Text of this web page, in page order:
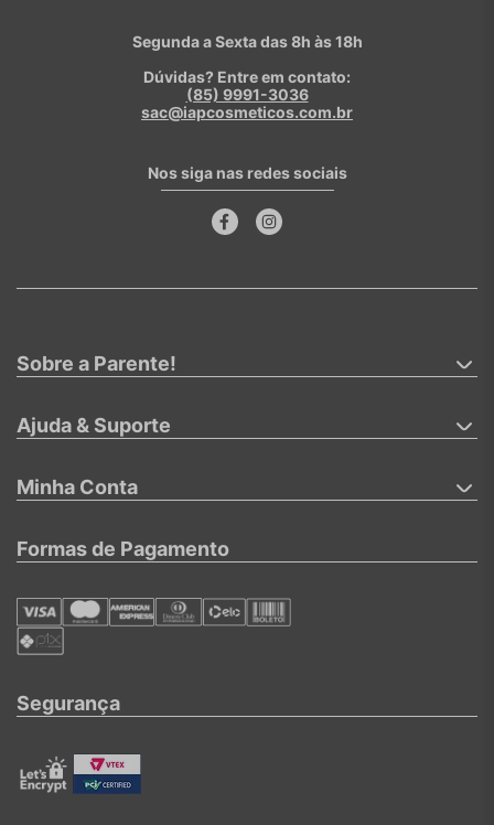
Segunda a Sexta das 8h às 18h
Dúvidas? Entre em contato:
(85) 9991-3036
sac@iapcosmeticos.com.br
Nos siga nas redes sociais
Sobre a Parente!
Ajuda & Suporte
Minha Conta
Formas de Pagamento
Segurança